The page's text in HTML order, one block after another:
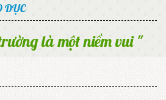
DỤC
là một niềm vui "